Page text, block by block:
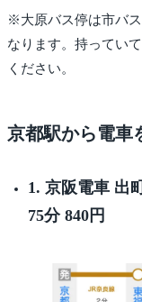
※大原バス停は市バ
なります。持ってい
ください。
京都駅から電車
1. 京阪電車 出
75分 840円